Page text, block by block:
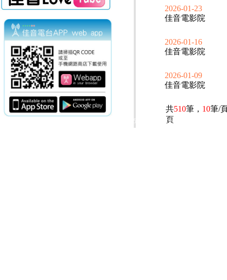
2026-01-23
佳音電影院
2026-01-16
佳音電影院
2026-01-09
佳音電影院
共510筆， 10筆/
頁
電話：(02)2369-9050
佳音電台地址：